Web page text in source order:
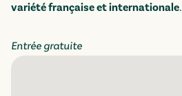
variété française et internationale.
Entrée gratuite